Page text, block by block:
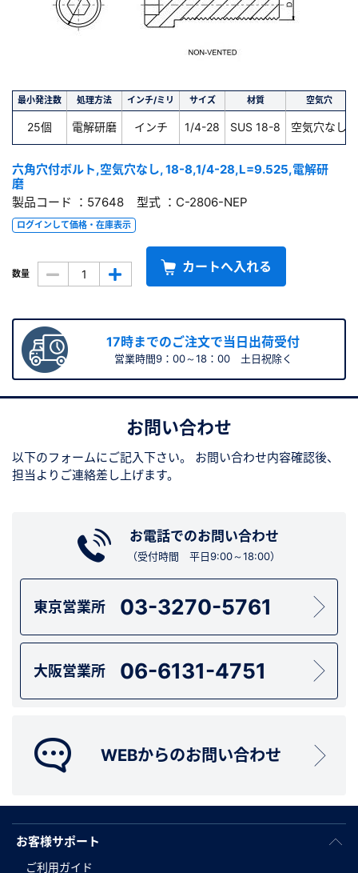
最小発注数 処理方法 インチ/ミリ サイズ 材質 空気穴
25個 電解研磨 インチ 1/4-28 SUS 18-8 空気穴なし
六角穴付ボルト,空気穴なし, 18-8,1/4-28,L=9.525,電解研
磨
製品コード ：57648 型式 ：C-2806-NEP
ログインして価格・在庫表示
数量 カートへ入れる
17時までのご注文で当日出荷受付
営業時間9：00～18：00 土日祝除く
お問い合わせ
以下のフォームにご記入下さい。
お問い合わせ内容確認後、
担当よりご連絡差し上げます。
お電話でのお問い合わせ
（受付時間 平日9:00～18:00）
東京営業所 03-3270-5761
大阪営業所 06-6131-4751
WEBからのお問い合わせ
お客様サポート
ご利用ガイド